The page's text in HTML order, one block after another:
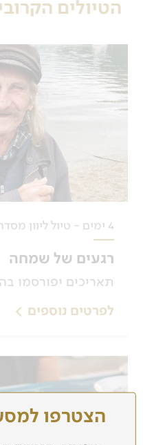
הטיולים
4 ימים - טיול ליוון מסדרת 'רגעים'
רגעים של שמחה
תאריכים יפורסמו
לפרטים נוספים
הצטרפו